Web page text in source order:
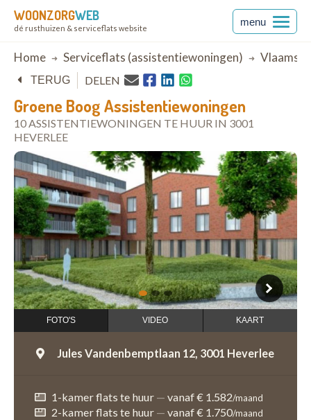
WOONZORGWEB
dé rusthuizen & serviceflats website
menu
Breadcrumb
Home Serviceflats (assistentiewoningen) Vlaams-
Groene Boog Assistentiewoningen
10 ASSISTENTIEWONINGEN TE HUUR IN 3001
HEVERLEE
TERUG DELEN
1 2 3
open in Google Maps
FOTO'S VIDEO KAART
Jules Vandenbemptlaan 12, 3001 Heverlee
1-kamer flats te huur — vanaf € 1.582/maand
2-kamer flats te huur — vanaf € 1.750/maand